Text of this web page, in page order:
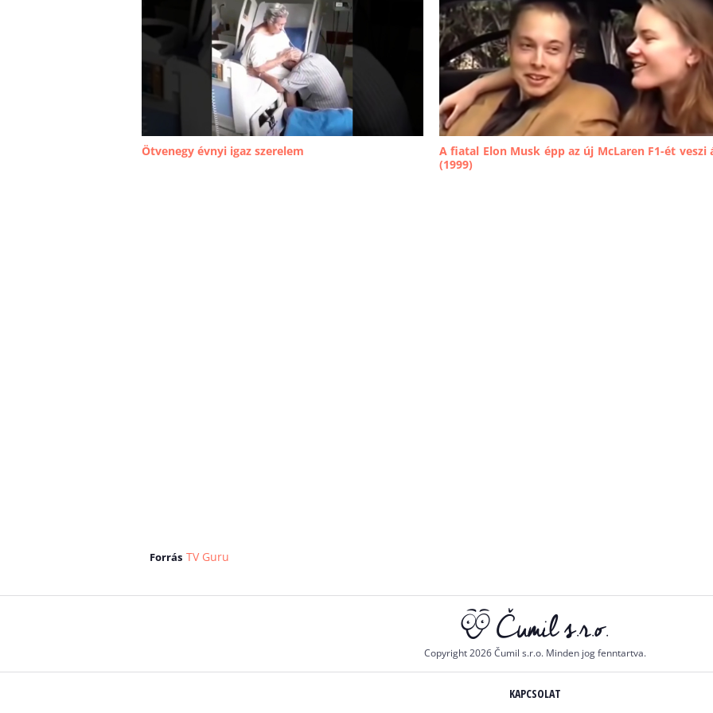
Ötvenegy évnyi igaz szerelem
A fiatal Elon Musk épp az új McLaren F1-ét veszi
(1999)
Forrás TV Guru
Copyright 2026 Čumil s.r.o. Minden jog fenntartva.
KAPCSOLAT